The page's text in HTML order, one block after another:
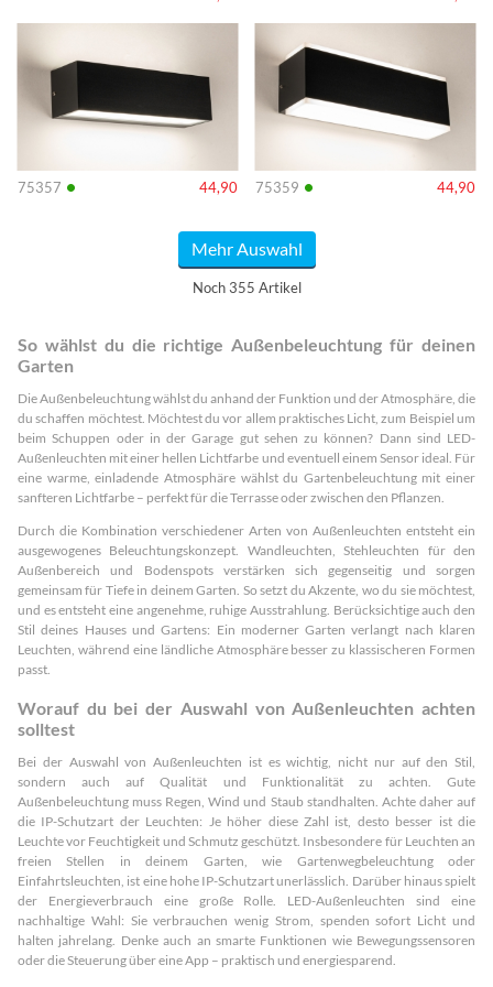
75357 • 44,90
Info
75359 • 44,90
Info
Mehr Auswahl
Noch 355 Artikel
So wählst du die richtige Außenbeleuchtung für deinen
Garten
Die Außenbeleuchtung wählst du anhand der Funktion und der Atmosphäre, die
du schaffen möchtest. Möchtest du vor allem praktisches Licht, zum Beispiel um
beim Schuppen oder in der Garage gut sehen zu können? Dann sind LED-
Außenleuchten mit einer hellen Lichtfarbe und eventuell einem Sensor ideal. Für
eine warme, einladende Atmosphäre wählst du Gartenbeleuchtung mit einer
sanfteren Lichtfarbe – perfekt für die Terrasse oder zwischen den Pflanzen.
Durch die Kombination verschiedener Arten von Außenleuchten entsteht ein
ausgewogenes Beleuchtungskonzept. Wandleuchten, Stehleuchten für den
Außenbereich und Bodenspots verstärken sich gegenseitig und sorgen
gemeinsam für Tiefe in deinem Garten. So setzt du Akzente, wo du sie möchtest,
und es entsteht eine angenehme, ruhige Ausstrahlung. Berücksichtige auch den
Stil deines Hauses und Gartens: Ein moderner Garten verlangt nach klaren
Leuchten, während eine ländliche Atmosphäre besser zu klassischeren Formen
passt.
Worauf du bei der Auswahl von Außenleuchten achten
solltest
Bei der Auswahl von Außenleuchten ist es wichtig, nicht nur auf den Stil,
sondern auch auf Qualität und Funktionalität zu achten. Gute
Außenbeleuchtung muss Regen, Wind und Staub standhalten. Achte daher auf
die IP-Schutzart der Leuchten: Je höher diese Zahl ist, desto besser ist die
Leuchte vor Feuchtigkeit und Schmutz geschützt. Insbesondere für Leuchten an
freien Stellen in deinem Garten, wie Gartenwegbeleuchtung oder
Einfahrtsleuchten, ist eine hohe IP-Schutzart unerlässlich. Darüber hinaus spielt
der Energieverbrauch eine große Rolle. LED-Außenleuchten sind eine
nachhaltige Wahl: Sie verbrauchen wenig Strom, spenden sofort Licht und
halten jahrelang. Denke auch an smarte Funktionen wie Bewegungssensoren
oder die Steuerung über eine App – praktisch und energiesparend.